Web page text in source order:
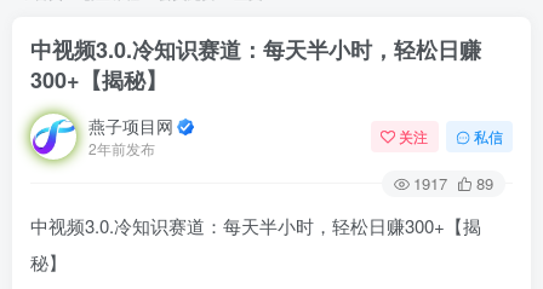
中视频3.0.冷知识赛道：每天半小时，轻松日赚
300+【揭秘】
燕子项目网
2年前发布
关注 私信
1917 89
中视频3.0.冷知识赛道：每天半小时，轻松日赚300+【揭
秘】